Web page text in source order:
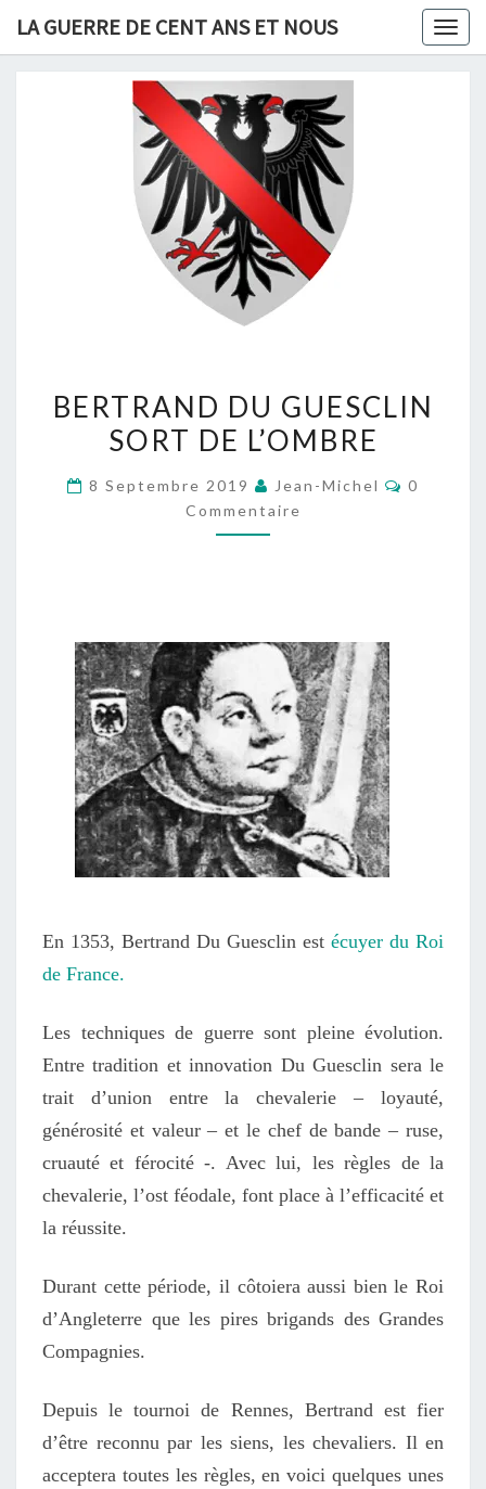
content
LA GUERRE DE CENT ANS ET NOUS
DU
GUESCLIN
DE
L’OMBRE
BERTRAND DU GUESCLIN
SORT DE L’OMBRE
8 Septembre 2019 Jean-Michel
0
Commentaire
En 1353, Bertrand Du Guesclin est écuyer du Roi
de France.
Les techniques de guerre sont pleine évolution.
Entre tradition et innovation Du Guesclin sera le
trait d’union entre la chevalerie – loyauté,
générosité et valeur – et le chef de bande – ruse,
cruauté et férocité -. Avec lui, les règles de la
chevalerie, l’ost féodale, font place à l’efficacité et
la réussite.
Durant cette période, il côtoiera aussi bien le Roi
d’Angleterre que les pires brigands des Grandes
Compagnies.
Depuis le tournoi de Rennes, Bertrand est fier
d’être reconnu par les siens, les chevaliers. Il en
acceptera toutes les règles, en voici quelques unes